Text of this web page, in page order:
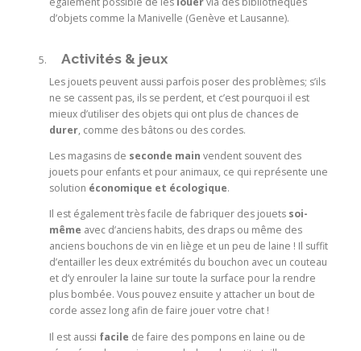
d’objets comme la Manivelle (Genève et Lausanne).
Activités & jeux
Les jouets peuvent aussi parfois poser des problèmes; s’ils
ne se cassent pas, ils se perdent, et c’est pourquoi il est
mieux d’utiliser des objets qui ont plus de chances de
durer, comme des bâtons ou des cordes.
Les magasins de seconde main vendent souvent des
jouets pour enfants et pour animaux, ce qui représente une
solution économique et écologique.
Il est également très facile de fabriquer des jouets soi-
même avec d’anciens habits, des draps ou même des
anciens bouchons de vin en liège et un peu de laine ! Il suffit
d’entailler les deux extrémités du bouchon avec un couteau
et d’y enrouler la laine sur toute la surface pour la rendre
plus bombée. Vous pouvez ensuite y attacher un bout de
corde assez long afin de faire jouer votre chat !
Il est aussi facile de faire des pompons en laine ou de